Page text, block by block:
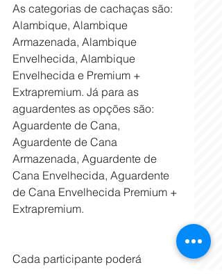
As categorias de cachaças são:
Alambique, Alambique
Armazenada, Alambique
Envelhecida, Alambique
Envelhecida e Premium +
Extrapremium. Já para as
aguardentes as opções são:
Aguardente de Cana,
Aguardente de Cana
Armazenada, Aguardente de
Cana Envelhecida, Aguardente
de Cana Envelhecida Premium +
Extrapremium.
Cada participante poderá